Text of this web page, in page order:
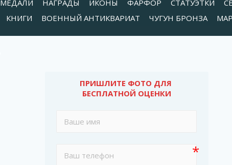
МЕДАЛИ НАГРАДЫ ИКОНЫ ФАРФОР СТАТУЭТКИ
КНИГИ ВОЕННЫЙ АНТИКВАРИАТ ЧУГУН БРОНЗА
ПРИШЛИТЕ ФОТО ДЛЯ
БЕСПЛАТНОЙ ОЦЕНКИ